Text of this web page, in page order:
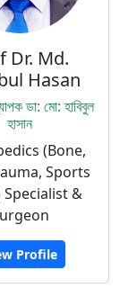
Dr. Md.
Hasan
ডা: মো: হাবিবুল
হাসান
(Bone,
Sports
&
Profile